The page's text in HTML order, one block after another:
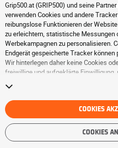
Grip500.at (GRIP500) und seine
verwenden Cookies und andere
reibungslose Funktionieren der
zu erleichtern, statistische Messungen
Werbekampagnen zu personalisieren.
Endgerät gespeicherte Tracker
Wir hinterlegen daher keine Cookies
freiwillige und aufgeklärte Einwilligung,
einen Zeitraum von 6 Monaten. Sie
widerrufen, indem Sie die Webseite
Sie haben die Möglichkeit, Ihre
Hinterlegung von Cookies oder
Ablehnung hat keinen Einfluss auf
Dienstleistungen GRIP500. Weitere
COOKIES
COOKIES